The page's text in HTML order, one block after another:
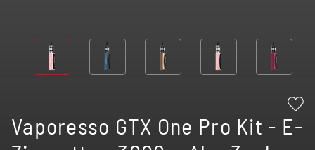
Vaporesso GTX One Pro Kit - E-